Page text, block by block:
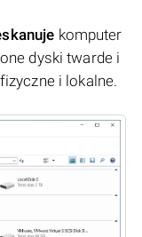
komputer
dyski twarde i
i lokalne.